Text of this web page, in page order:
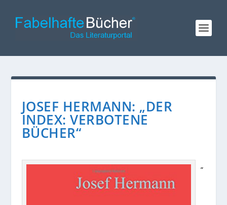
JOSEF HERMANN: „DER
INDEX: VERBOTENE
BÜCHER“
„